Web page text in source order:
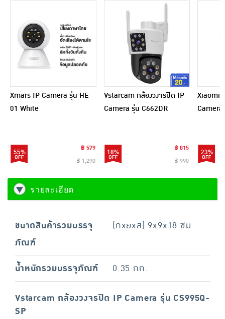
Xmars IP Camera รุ่น HE-
01 White
55%
฿ 579
฿ 1,290
Vstarcam กล้องวงจรปิด IP
Camera รุ่น C662DR
18%
฿ 815
฿ 990
Xiaomi
23%
รายละเอียด
ขนาดสินค้ารวมบรรจุ
ภัณฑ์
(กxยxส) 9x9x18 ซม.
น้ำหนักรวมบรรจุภัณฑ์ 0.35 กก.
Vstarcam กล้องวงจรปิด IP Camera รุ่น CS995Q-
SP